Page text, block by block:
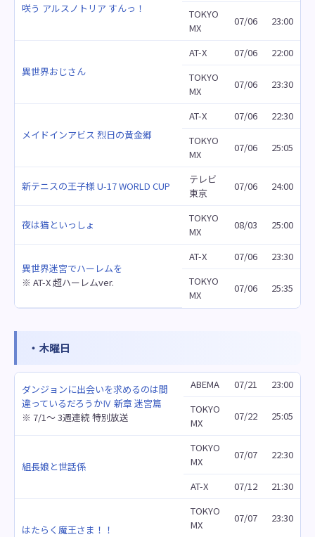
咲う アルスノトリア すんっ！
TOKYO
MX
07/06 23:00
異世界おじさん
AT-X 07/06
22:00
TOKYO
MX
07/06 23:30
メイドインアビス 烈日の黄金郷
AT-X 07/06
22:30
TOKYO
MX
07/06 25:05
新テニスの王子様 U-17 WORLD CUP
テレビ
東京
07/06 24:00
夜は猫といっしょ
TOKYO
MX
08/03 25:00
異世界迷宮でハーレムを
※ AT-X 超ハーレムver.
AT-X 07/06
23:30
TOKYO
MX
07/06 25:35
・木曜日
ダンジョンに出会いを求めるのは間
違っているだろうかⅣ 新章 迷宮篇
※ 7/1～ 3週連続 特別放送
ABEMA 07/21
23:00
TOKYO
MX
07/22 25:05
組長娘と世話係
TOKYO
MX
07/07 22:30
AT-X 07/12 21:30
はたらく魔王さま！！
TOKYO
MX
07/07 23:30